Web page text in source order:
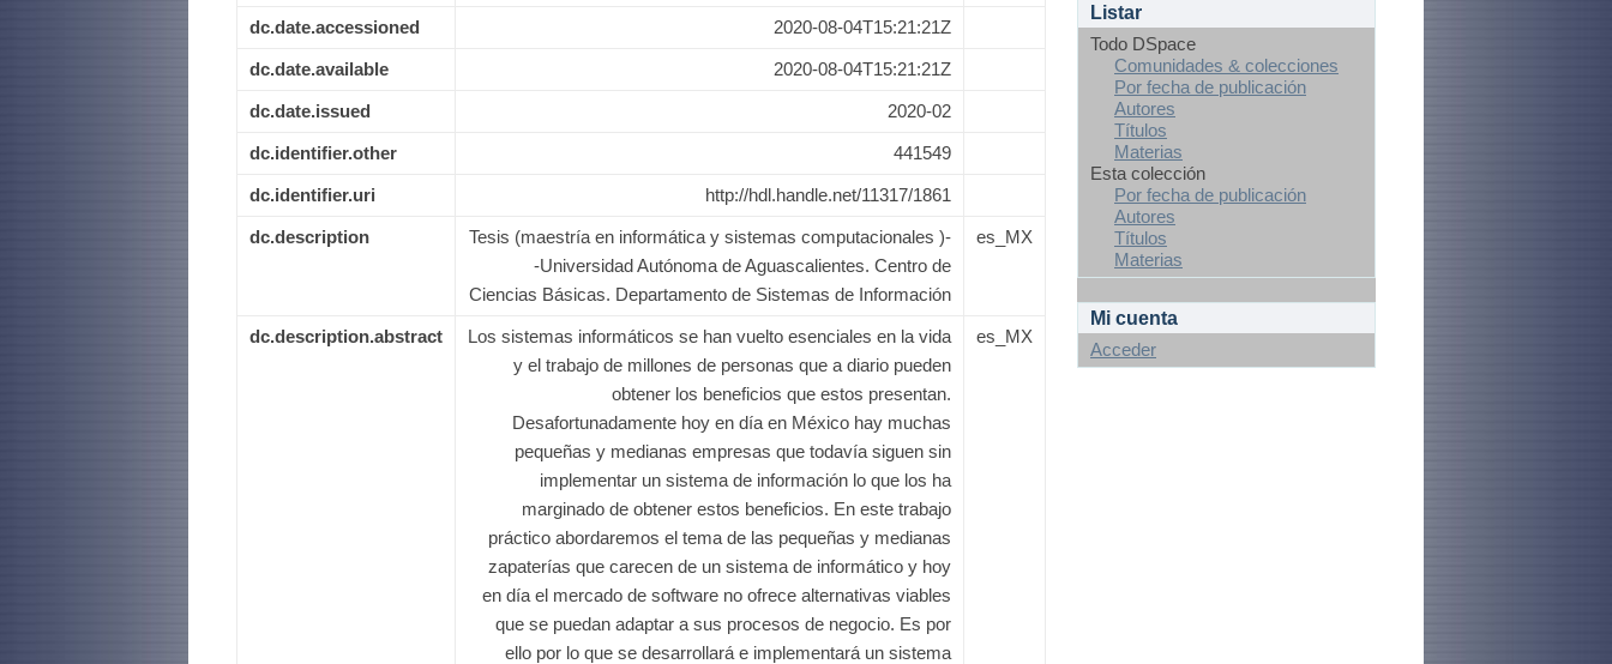
dc.date.accessioned 2020-08-04T15:21:21Z
dc.date.available 2020-08-04T15:21:21Z
dc.date.issued 2020-02
dc.identifier.other 441549
dc.identifier.uri http://hdl.handle.net/11317/1861
dc.description
Tesis (maestría en informática y sistemas computacionales )-
-Universidad Autónoma de Aguascalientes. Centro de
Ciencias Básicas. Departamento de Sistemas de Información
es_MX
dc.description.abstract
Los sistemas informáticos se han vuelto esenciales en la vida
y el trabajo de millones de personas que a diario pueden
obtener los beneficios que estos presentan.
Desafortunadamente hoy en día en México hay muchas
pequeñas y medianas empresas que todavía siguen sin
implementar un sistema de información lo que los ha
marginado de obtener estos beneficios. En este trabajo
práctico abordaremos el tema de las pequeñas y medianas
zapaterías que carecen de un sistema de informático y hoy
en día el mercado de software no ofrece alternativas viables
que se puedan adaptar a sus procesos de negocio. Es por
ello por lo que se desarrollará e implementará un sistema
es_MX
Listar
Todo DSpace
Comunidades & colecciones
Por fecha de publicación
Autores
Títulos
Materias
Esta colección
Por fecha de publicación
Autores
Títulos
Materias
Mi cuenta
Acceder